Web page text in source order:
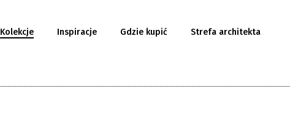
Kolekcje Inspiracje Gdzie kupić Strefa architekta